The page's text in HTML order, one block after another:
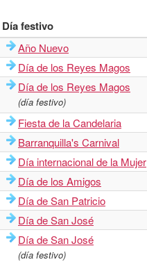
Día festivo
Año Nuevo
Día de los Reyes Magos
Día de los Reyes Magos
(día festivo)
Fiesta de la Candelaria
Barranquilla's Carnival
Día internacional de la Mujer
Día de los Amigos
Día de San Patricio
Día de San José
Día de San José
(día festivo)